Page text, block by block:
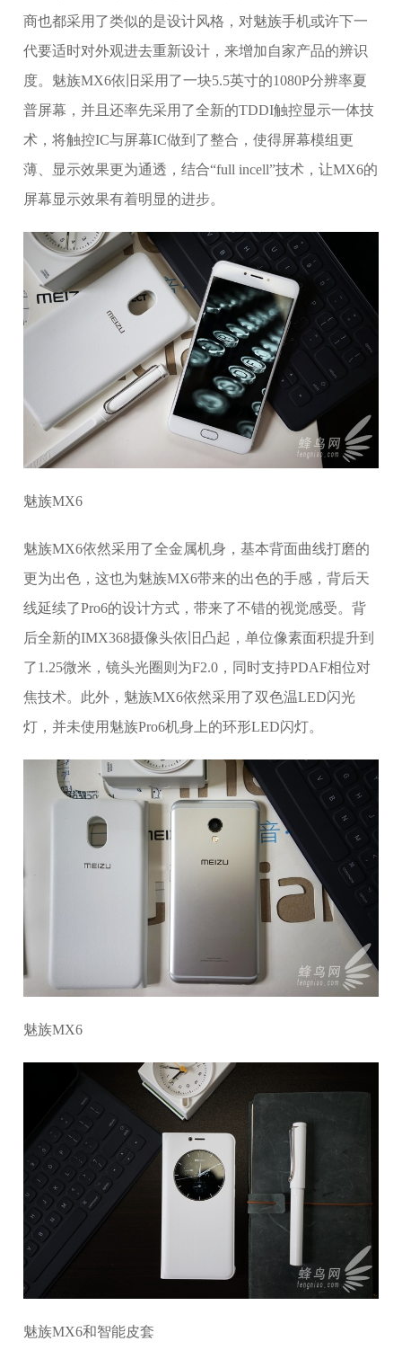
商也都采用了类似的是设计风格，对魅族手机或许下一
代要适时对外观进去重新设计，来增加自家产品的辨识
度。魅族MX6依旧采用了一块5.5英寸的1080P分辨率夏
普屏幕，并且还率先采用了全新的TDDI触控显示一体技
术，将触控IC与屏幕IC做到了整合，使得屏幕模组更
薄、显示效果更为通透，结合“full incell”技术，让MX6的
屏幕显示效果有着明显的进步。
魅族MX6
魅族MX6依然采用了全金属机身，基本背面曲线打磨的
更为出色，这也为魅族MX6带来的出色的手感，背后天
线延续了Pro6的设计方式，带来了不错的视觉感受。背
后全新的IMX368摄像头依旧凸起，单位像素面积提升到
了1.25微米，镜头光圈则为F2.0，同时支持PDAF相位对
焦技术。此外，魅族MX6依然采用了双色温LED闪光
灯，并未使用魅族Pro6机身上的环形LED闪灯。
魅族MX6
魅族MX6和智能皮套